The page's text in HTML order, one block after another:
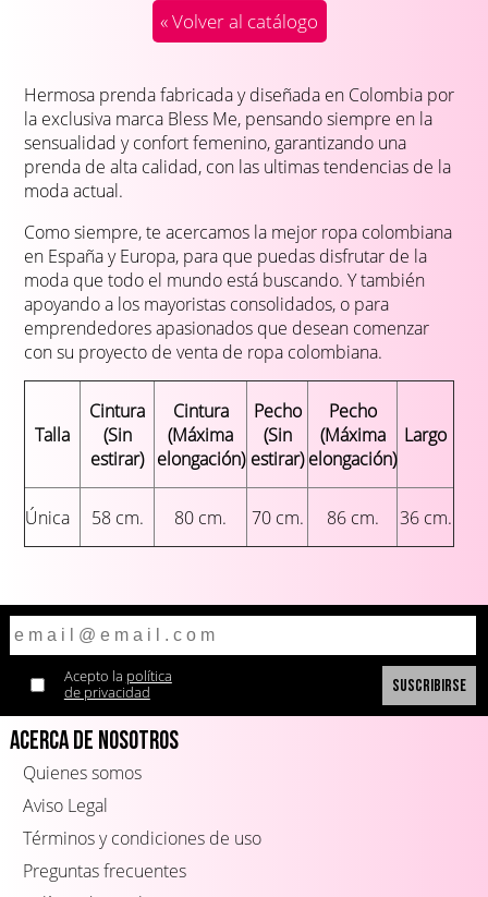
« Volver al catálogo
Hermosa prenda fabricada y diseñada en Colombia por
la exclusiva marca Bless Me, pensando siempre en la
sensualidad y confort femenino, garantizando una
prenda de alta calidad, con las ultimas tendencias de la
moda actual.
Como siempre, te acercamos la mejor ropa colombiana
en España y Europa, para que puedas disfrutar de la
moda que todo el mundo está buscando. Y también
apoyando a los mayoristas consolidados, o para
emprendedores apasionados que desean comenzar
con su proyecto de venta de ropa colombiana.
Talla
Cintura
(Sin
estirar)
Cintura
(Máxima
elongación)
Pecho
(Sin
estirar)
Pecho
(Máxima
elongación)
Largo
Única 58 cm. 80 cm. 70 cm. 86 cm. 36 cm.
Acepto la política
de privacidad
Acerca de Nosotros
Quienes somos
Aviso Legal
Términos y condiciones de uso
Preguntas frecuentes